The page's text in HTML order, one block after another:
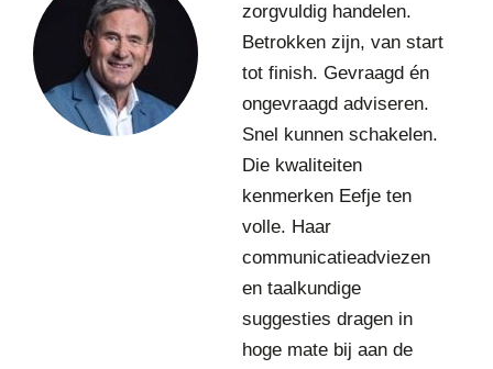
r
Z
B
u
r
g
e
r
s
B
s
t
s
e
zorgvuldig handelen.
Betrokken zijn, van start
tot finish. Gevraagd én
ongevraagd adviseren.
Snel kunnen schakelen.
Die kwaliteiten
kenmerken Eefje ten
volle. Haar
communicatieadviezen
en taalkundige
suggesties dragen in
hoge mate bij aan de